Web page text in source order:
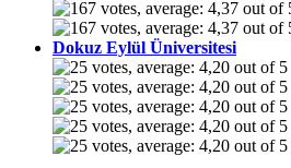
Dokuz Eylül Üniversitesi